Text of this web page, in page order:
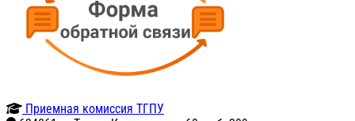
Приемная комиссия ТГПУ